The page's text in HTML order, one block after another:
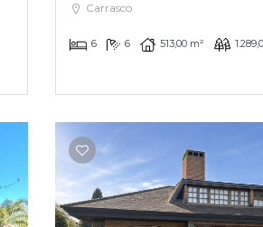
Carrasco
6 6 513,00 m²